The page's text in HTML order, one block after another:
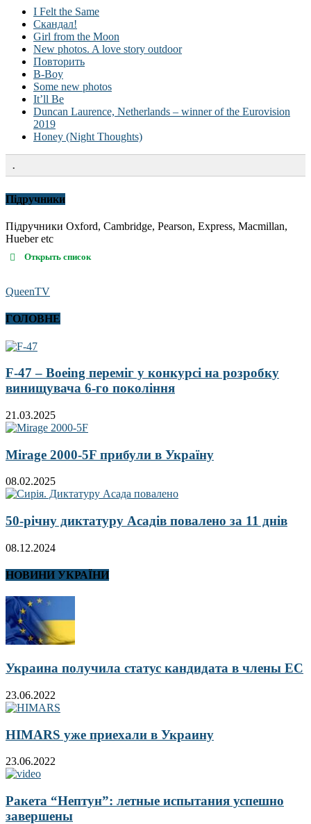
I Felt the Same
Скандал!
Girl from the Moon
New photos. A love story outdoor
Повторить
B-Boy
Some new photos
It’ll Be
Duncan Laurence, Netherlands – winner of the Eurovision
2019
Honey (Night Thoughts)
.
Підручники
Підручники Oxford, Cambridge, Pearson, Express, Macmillan,
Hueber etc
Открыть список
QueenTV
ГОЛОВНЕ
F-47 – Boeing переміг у конкурсі на розробку
винищувача 6-го покоління
21.03.2025
Mirage 2000-5F прибули в Україну
08.02.2025
50-річну диктатуру Асадів повалено за 11 днів
08.12.2024
НОВИНИ УКРАЇНИ
Украина получила статус кандидата в члены ЕС
23.06.2022
HIMARS уже приехали в Украину
23.06.2022
Ракета “Нептун”: летные испытания успешно
завершены